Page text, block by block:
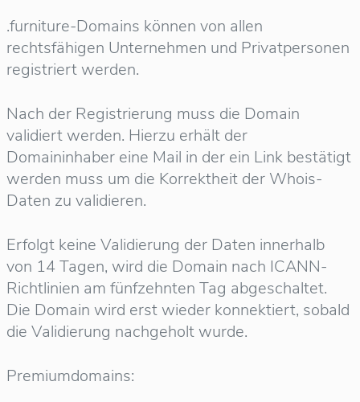
.furniture-Domains können von allen
rechtsfähigen Unternehmen und Privatpersonen
registriert werden.
Nach der Registrierung muss die Domain
validiert werden. Hierzu erhält der
Domaininhaber eine Mail in der ein Link bestätigt
werden muss um die Korrektheit der Whois-
Daten zu validieren.
Erfolgt keine Validierung der Daten innerhalb
von 14 Tagen, wird die Domain nach ICANN-
Richtlinien am fünfzehnten Tag abgeschaltet.
Die Domain wird erst wieder konnektiert, sobald
die Validierung nachgeholt wurde.
Premiumdomains: